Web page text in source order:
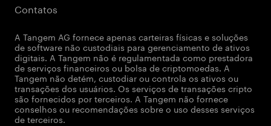
Contatos
A Tangem AG fornece apenas carteiras físicas e soluções
de software não custodiais para gerenciamento de ativos
digitais. A Tangem não é regulamentada como prestadora
de serviços financeiros ou bolsa de criptomoedas. A
Tangem não detém, custodiar ou controla os ativos ou
transações dos usuários. Os serviços de transações cripto
são fornecidos por terceiros. A Tangem não fornece
conselhos ou recomendações sobre o uso desses serviços
de terceiros.